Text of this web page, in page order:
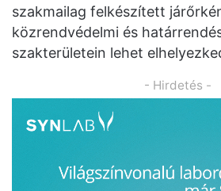
szakmailag felkészített
közrendvédelmi és
szakterületein lehet
- Hirdetés -